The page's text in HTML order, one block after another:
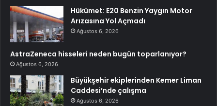
Hükümet: E20 Benzin Yaygın Motor
Arızasına Yol Açmadı
Ağustos 6, 2026
AstraZeneca hisseleri neden bugün toparlanıyor?
Ağustos 6, 2026
Büyükşehir ekiplerinden Kemer Liman
Caddesi’nde çalışma
Ağustos 6, 2026